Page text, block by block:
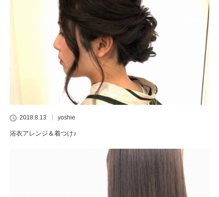
2018.8.13 yoshie
浴衣アレンジ＆着つけ♪